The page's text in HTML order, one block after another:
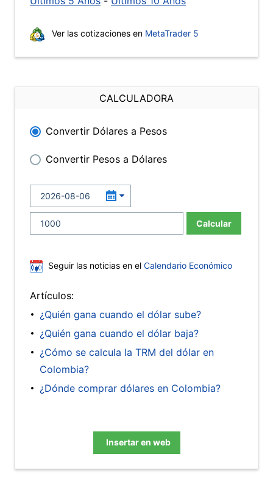
Ver las cotizaciones en MetaTrader 5
CALCULADORA
Convertir Dólares a Pesos
Convertir Pesos a Dólares
Calcular
Seguir las noticias en el Calendario Económico
Artículos:
¿Quién gana cuando el dólar sube?
¿Quién gana cuando el dólar baja?
¿Cómo se calcula la TRM del dólar en
Colombia?
¿Dónde comprar dólares en Colombia?
Insertar en web